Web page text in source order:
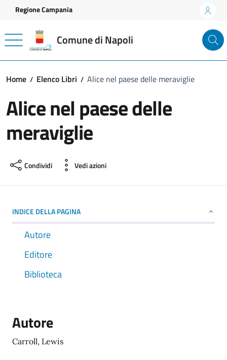
Vai ai contenuti
Vai al footer
Regione Campania
Comune di Napoli
Home Elenco Libri Alice nel paese delle meraviglie
Alice nel paese delle
meraviglie
Condividi Vedi azioni
INDICE DELLA PAGINA
Autore
Editore
Biblioteca
Autore
Carroll, Lewis